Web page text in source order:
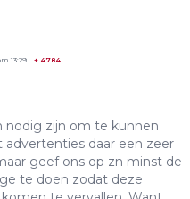
13:29 + 4784
nodig zijn om te kunnen
daar een zeer
geef ons op zn minst de
te doen zodat deze